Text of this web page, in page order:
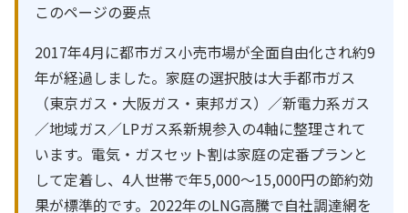
このページの要点
2017年4月に都市ガス小売市場が全面自由化され約9
年が経過しました。家庭の選択肢は大手都市ガス
（東京ガス・大阪ガス・東邦ガス）／新電力系ガス
／地域ガス／LPガス系新規参入の4軸に整理されて
います。電気・ガスセット割は家庭の定番プランと
して定着し、4人世帯で年5,000〜15,000円の節約効
果が標準的です。2022年のLNG高騰で自社調達網を